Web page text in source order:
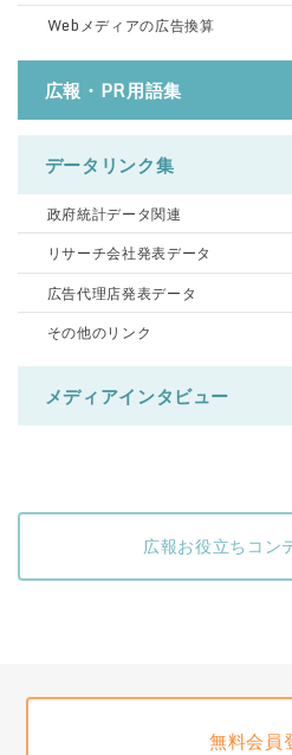
Webメディアの広告換算
広報・PR用語集
データリンク集
政府統計データ関連
リサーチ会社発表データ
広告代理店発表データ
その他のリンク
メディアインタビュー
広報お役立ちコン
無料会員